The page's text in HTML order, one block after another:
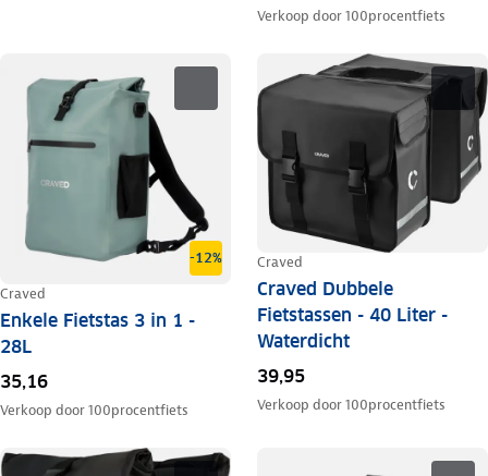
Verkoop door100procentfiets
-12%
Craved
Enkele Fietstas 3 in 1 -
28L
35,16
Verkoop door100procentfiets
Craved
Craved Dubbele
Fietstassen - 40 Liter -
Waterdicht
39,95
Verkoop door100procentfiets